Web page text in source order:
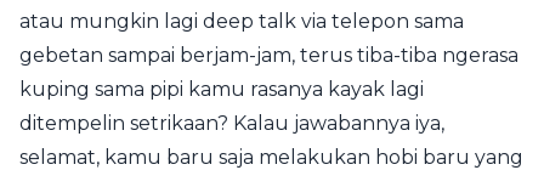
atau mungkin lagi deep talk via telepon sama
gebetan sampai berjam-jam, terus tiba-tiba ngerasa
kuping sama pipi kamu rasanya kayak lagi
ditempelin setrikaan? Kalau jawabannya iya,
selamat, kamu baru saja melakukan hobi baru yang